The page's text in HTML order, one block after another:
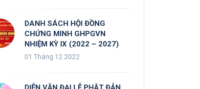
DANH SÁCH HỘI ĐỒNG
CHỨNG MINH GHPGVN
NHIỆM KỲ IX (2022 – 2027)
01 Tháng 12 2022